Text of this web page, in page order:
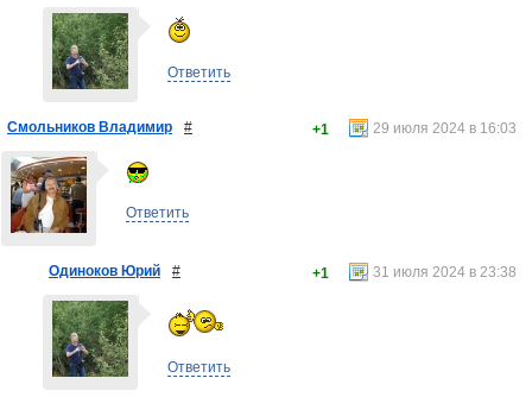
Ответить
Смольников Владимир # 29 июля 2024 в 16:03
+1
Ответить
Одиноков Юрий # 31 июля 2024 в 23:38
+1
Ответить